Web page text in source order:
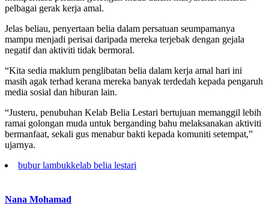
pelbagai gerak kerja amal.
Jelas beliau, penyertaan belia dalam persatuan seumpamanya
mampu menjadi perisai daripada mereka terjebak dengan gejala
negatif dan aktiviti tidak bermoral.
“Kita sedia maklum penglibatan belia dalam kerja amal hari ini
masih agak terhad kerana mereka banyak terdedah kepada pengaruh
media sosial dan hiburan lain.
“Justeru, penubuhan Kelab Belia Lestari bertujuan memanggil lebih
ramai golongan muda untuk berganding bahu melaksanakan aktiviti
bermanfaat, sekali gus menabur bakti kepada komuniti setempat,”
ujarnya.
bubur lambukkelab belia lestari
Nana Mohamad